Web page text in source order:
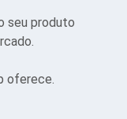
seu produto
oferece.